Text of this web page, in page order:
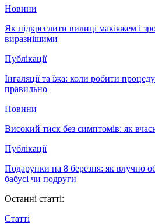
Новини
Як підкреслити вилиці макіяжем і
виразнішими
Публікації
Інгаляції та їжа: коли робити
правильно
Новини
Високий тиск без симптомів: як
Публікації
Подарунки на 8 березня: як влучно
бабусі чи подруги
Останні статті:
Статті